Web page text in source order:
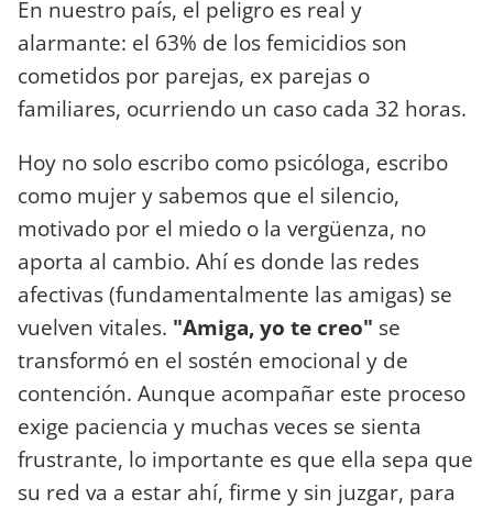
En nuestro país, el peligro es real y
alarmante: el 63% de los femicidios son
cometidos por parejas, ex parejas o
familiares, ocurriendo un caso cada 32 horas.
Hoy no solo escribo como psicóloga, escribo
como mujer y sabemos que el silencio,
motivado por el miedo o la vergüenza, no
aporta al cambio. Ahí es donde las redes
afectivas (fundamentalmente las amigas) se
vuelven vitales. "Amiga, yo te creo" se
transformó en el sostén emocional y de
contención. Aunque acompañar este proceso
exige paciencia y muchas veces se sienta
frustrante, lo importante es que ella sepa que
su red va a estar ahí, firme y sin juzgar, para